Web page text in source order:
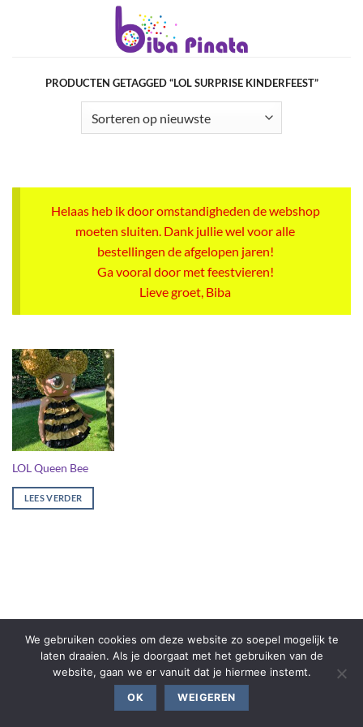
PRODUCTEN GETAGGED “LOL SURPRISE KINDERFEEST”
Helaas heb ik door omstandigheden de webshop
moeten sluiten. Dank jullie wel voor alle
bestellingen de afgelopen jaren!
Ga vooral door met feestvieren!
Lieve groet, Biba
LOL Queen Bee
LEES VERDER
We gebruiken cookies om deze website zo soepel mogelijk te
laten draaien. Als je doorgaat met het gebruiken van de
website, gaan we er vanuit dat je hiermee instemt.
OK WEIGEREN